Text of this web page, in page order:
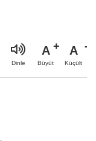
Dinle
A
Büyüt
A
Küçült